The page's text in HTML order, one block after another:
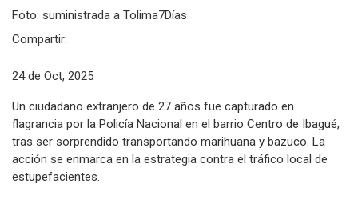
Foto: suministrada a Tolima7Días
Compartir:
24 de Oct, 2025
Un ciudadano extranjero de 27 años fue capturado en
flagrancia por la Policía Nacional en el barrio Centro de Ibagué,
tras ser sorprendido transportando marihuana y bazuco. La
acción se enmarca en la estrategia contra el tráfico local de
estupefacientes.